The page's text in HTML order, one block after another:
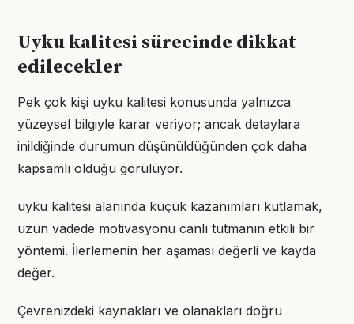
Uyku kalitesi sürecinde dikkat
edilecekler
Pek çok kişi uyku kalitesi konusunda yalnızca
yüzeysel bilgiyle karar veriyor; ancak detaylara
inildiğinde durumun düşünüldüğünden çok daha
kapsamlı olduğu görülüyor.
uyku kalitesi alanında küçük kazanımları kutlamak,
uzun vadede motivasyonu canlı tutmanın etkili bir
yöntemi. İlerlemenin her aşaması değerli ve kayda
değer.
Çevrenizdeki kaynakları ve olanakları doğru